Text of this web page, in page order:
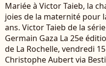
Mariée à Victor Taieb, la
joies de la maternité pour
ans. Victor Taieb de la
Germain Gaza La 25e
de La Rochelle, vendredi
Christophe Aubert via